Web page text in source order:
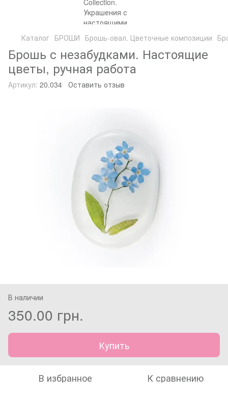
Каталог БРОШИ Брошь-овал. Цветочные композиции
Брошь с незабудками. Настоящие
цветы, ручная работа
Артикул: 20.034 Оставить отзыв
В наличии
350.00 грн.
Купить
В избранное К сравнению